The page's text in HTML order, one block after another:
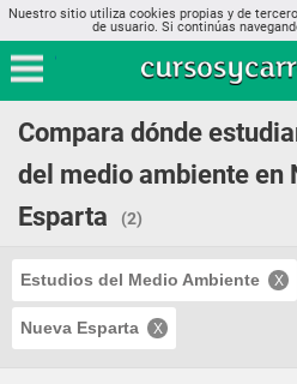
Nuestro sitio utiliza cookies propias y de
de usuario. Si continúas
Compara dónde
del medio ambiente en
Esparta
(2)
Estudios del Medio Ambiente
Nueva Esparta